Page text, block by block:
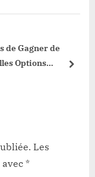
de Gagner de
Options
next
Les
*